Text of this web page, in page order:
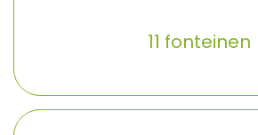
11 fonteinen